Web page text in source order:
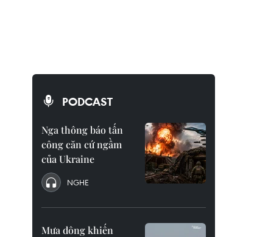
PODCAST
Nga thông báo tấn
công căn cứ ngầm
của Ukraine
NGHE
Mưa dông khiến